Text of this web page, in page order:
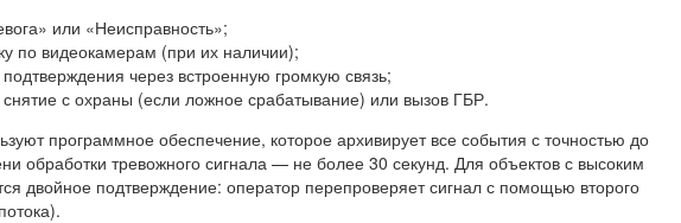
или «Неисправность»;
по видеокамерам (при их наличии);
подтверждения через встроенную громкую связь;
с охраны (если ложное срабатывание) или вызов ГБР.
программное обеспечение, которое архивирует все события с точностью до
обработки тревожного сигнала — не более 30 секунд. Для объектов с высоким
двойное подтверждение: оператор перепроверяет сигнал с помощью второго